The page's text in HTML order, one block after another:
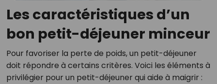
Les caractéristiques d’un
bon petit-déjeuner minceur
Pour favoriser la perte de poids, un petit-déjeuner
doit répondre à certains critères. Voici les éléments à
privilégier pour un petit-déjeuner qui aide à maigrir :